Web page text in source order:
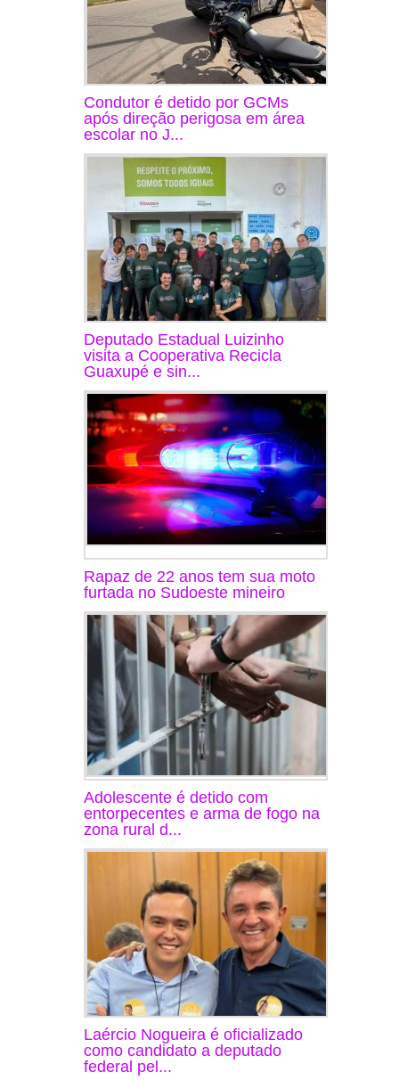
Condutor é detido por GCMs
após direção perigosa em área
escolar no J...
Deputado Estadual Luizinho
visita a Cooperativa Recicla
Guaxupé e sin...
Rapaz de 22 anos tem sua moto
furtada no Sudoeste mineiro
Adolescente é detido com
entorpecentes e arma de fogo na
zona rural d...
Laércio Nogueira é oficializado
como candidato a deputado
federal pel...